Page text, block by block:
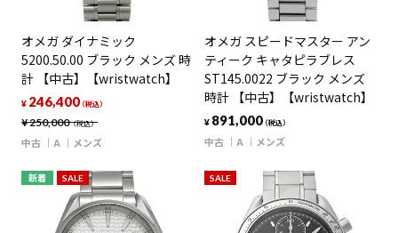
オメガ ダイナミック
5200.50.00 ブラック メンズ 時
計 【中古】【wristwatch】
¥250,000（税込）
¥ 246,400（税込）
中古 A メンズ
オメガ スピードマスター アン
ティーク キャタピラブレス
ST145.0022 ブラック メンズ
時計 【中古】【wristwatch】
¥ 891,000（税込）
中古 A メンズ
新着 SALE SALE